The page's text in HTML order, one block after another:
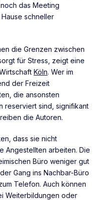
das Meeting
schneller
die Grenzen zwischen
für Stress, zeigt eine
Köln. Wer im
der Freizeit
die ansonsten
reserviert sind, signifikant
die Autoren.
dass sie nicht
Angestellten arbeiten. Die
Büro weniger gut
Gang ins Nachbar-Büro
Telefon. Auch können
Weiterbildungen oder